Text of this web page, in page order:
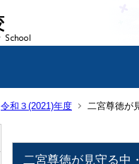
令和３(2021)年度 二宮尊徳
二宮尊徳が見守る